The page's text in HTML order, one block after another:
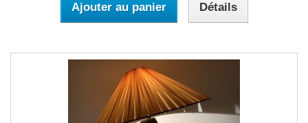
Ajouter au panier Détails